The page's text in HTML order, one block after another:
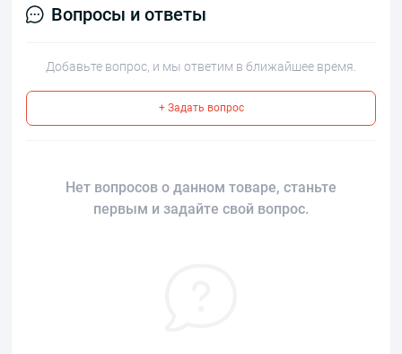
Вопросы и ответы
Добавьте вопрос, и мы ответим в ближайшее время.
+ Задать вопрос
Нет вопросов о данном товаре, станьте
первым и задайте свой вопрос.